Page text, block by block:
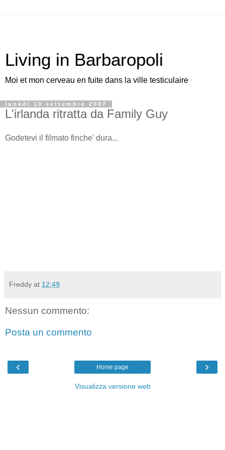
Living in Barbaropoli
Moi et mon cerveau en fuite dans la ville testiculaire
lunedì 10 settembre 2007
L'irlanda ritratta da Family Guy
Godetevi il filmato finche' dura...
Freddy at 12:49
Nessun commento:
Posta un commento
‹ ›
Home page
Visualizza versione web